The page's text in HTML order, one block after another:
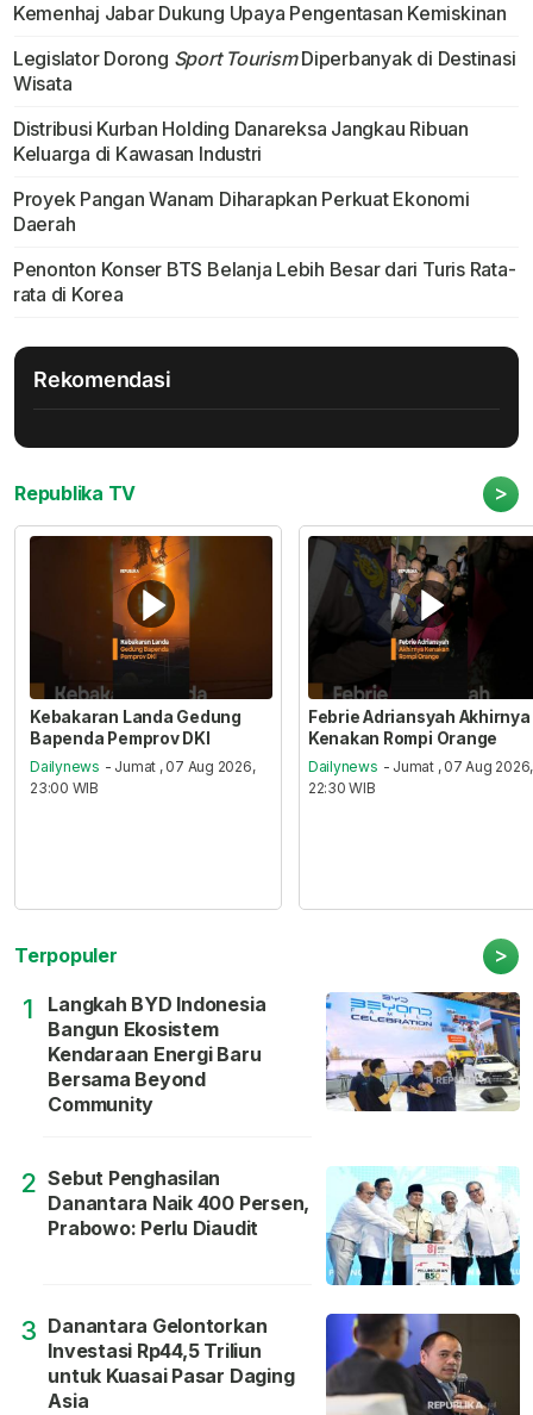
Kemenhaj Jabar Dukung Upaya Pengentasan Kemiskinan
Legislator Dorong Sport TourismDiperbanyak di Destinasi
Wisata
Distribusi Kurban Holding Danareksa Jangkau Ribuan
Keluarga di Kawasan Industri
Proyek Pangan Wanam Diharapkan Perkuat Ekonomi
Daerah
Penonton Konser BTS Belanja Lebih Besar dari Turis Rata-
rata di Korea
Rekomendasi
Republika TV >
Kebakaran Landa Gedung
Bapenda Pemprov DKI
Dailynews - Jumat , 07 Aug 2026,
23:00 WIB
Febrie Adriansyah Akhirnya
Kenakan Rompi Orange
Dailynews - Jumat , 07 Aug 2026,
22:30 WIB
Terpopuler >
1
Langkah BYD Indonesia
Bangun Ekosistem
Kendaraan Energi Baru
Bersama Beyond
Community
2 Sebut Penghasilan
Danantara Naik 400 Persen,
Prabowo: Perlu Diaudit
3 Danantara Gelontorkan
Investasi Rp44,5 Triliun
untuk Kuasai Pasar Daging
Asia